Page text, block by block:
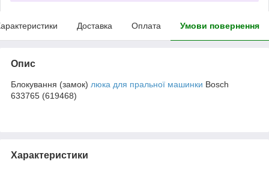
Доставка Оплата Умови повернення
Опис
Блокування (замок) люка для пральної машинки Bosch
633765 (619468)
Характеристики